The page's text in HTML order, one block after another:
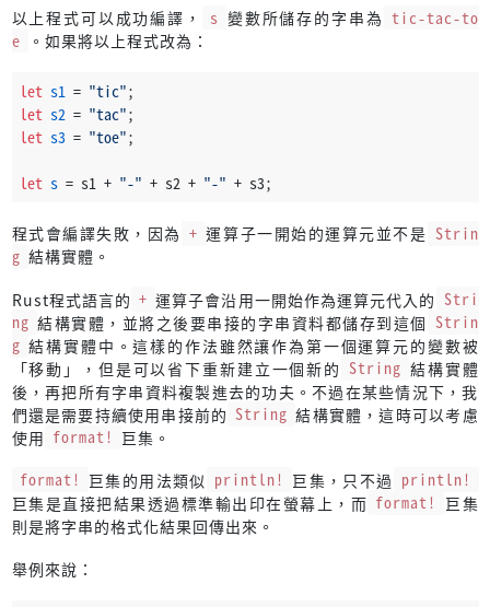
以上程式可以成功編譯， s 變數所儲存的字串為 tic-tac-to
e
。如果將以上程式改為：
let s1 = "tic";
let s2 = "tac";
let s3 = "toe";
let s = s1 + "-" + s2 + "-" + s3;
程式會編譯失敗，因為 + 運算子一開始的運算元並不是 Strin
g 結構實體。
Rust程式語言的 + 運算子會沿用一開始作為運算元代入的 Stri
ng 結構實體，並將之後要串接的字串資料都儲存到這個 Strin
g 結構實體中。這樣的作法雖然讓作為第一個運算元的變數被
「移動」，但是可以省下重新建立一個新的 String 結構實體
後，再把所有字串資料複製進去的功夫。不過在某些情況下，我
們還是需要持續使用串接前的 String 結構實體，這時可以考慮
使用 format! 巨集。
format! 巨集的用法類似 println! 巨集，只不過 println!
巨集是直接把結果透過標準輸出印在螢幕上，而 format! 巨集
則是將字串的格式化結果回傳出來。
舉例來說：